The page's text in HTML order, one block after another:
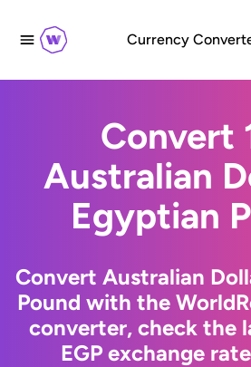
Currency
Convert
Australian
Egyptian
Convert Australian
Pound with the
converter, check the
EGP exchange